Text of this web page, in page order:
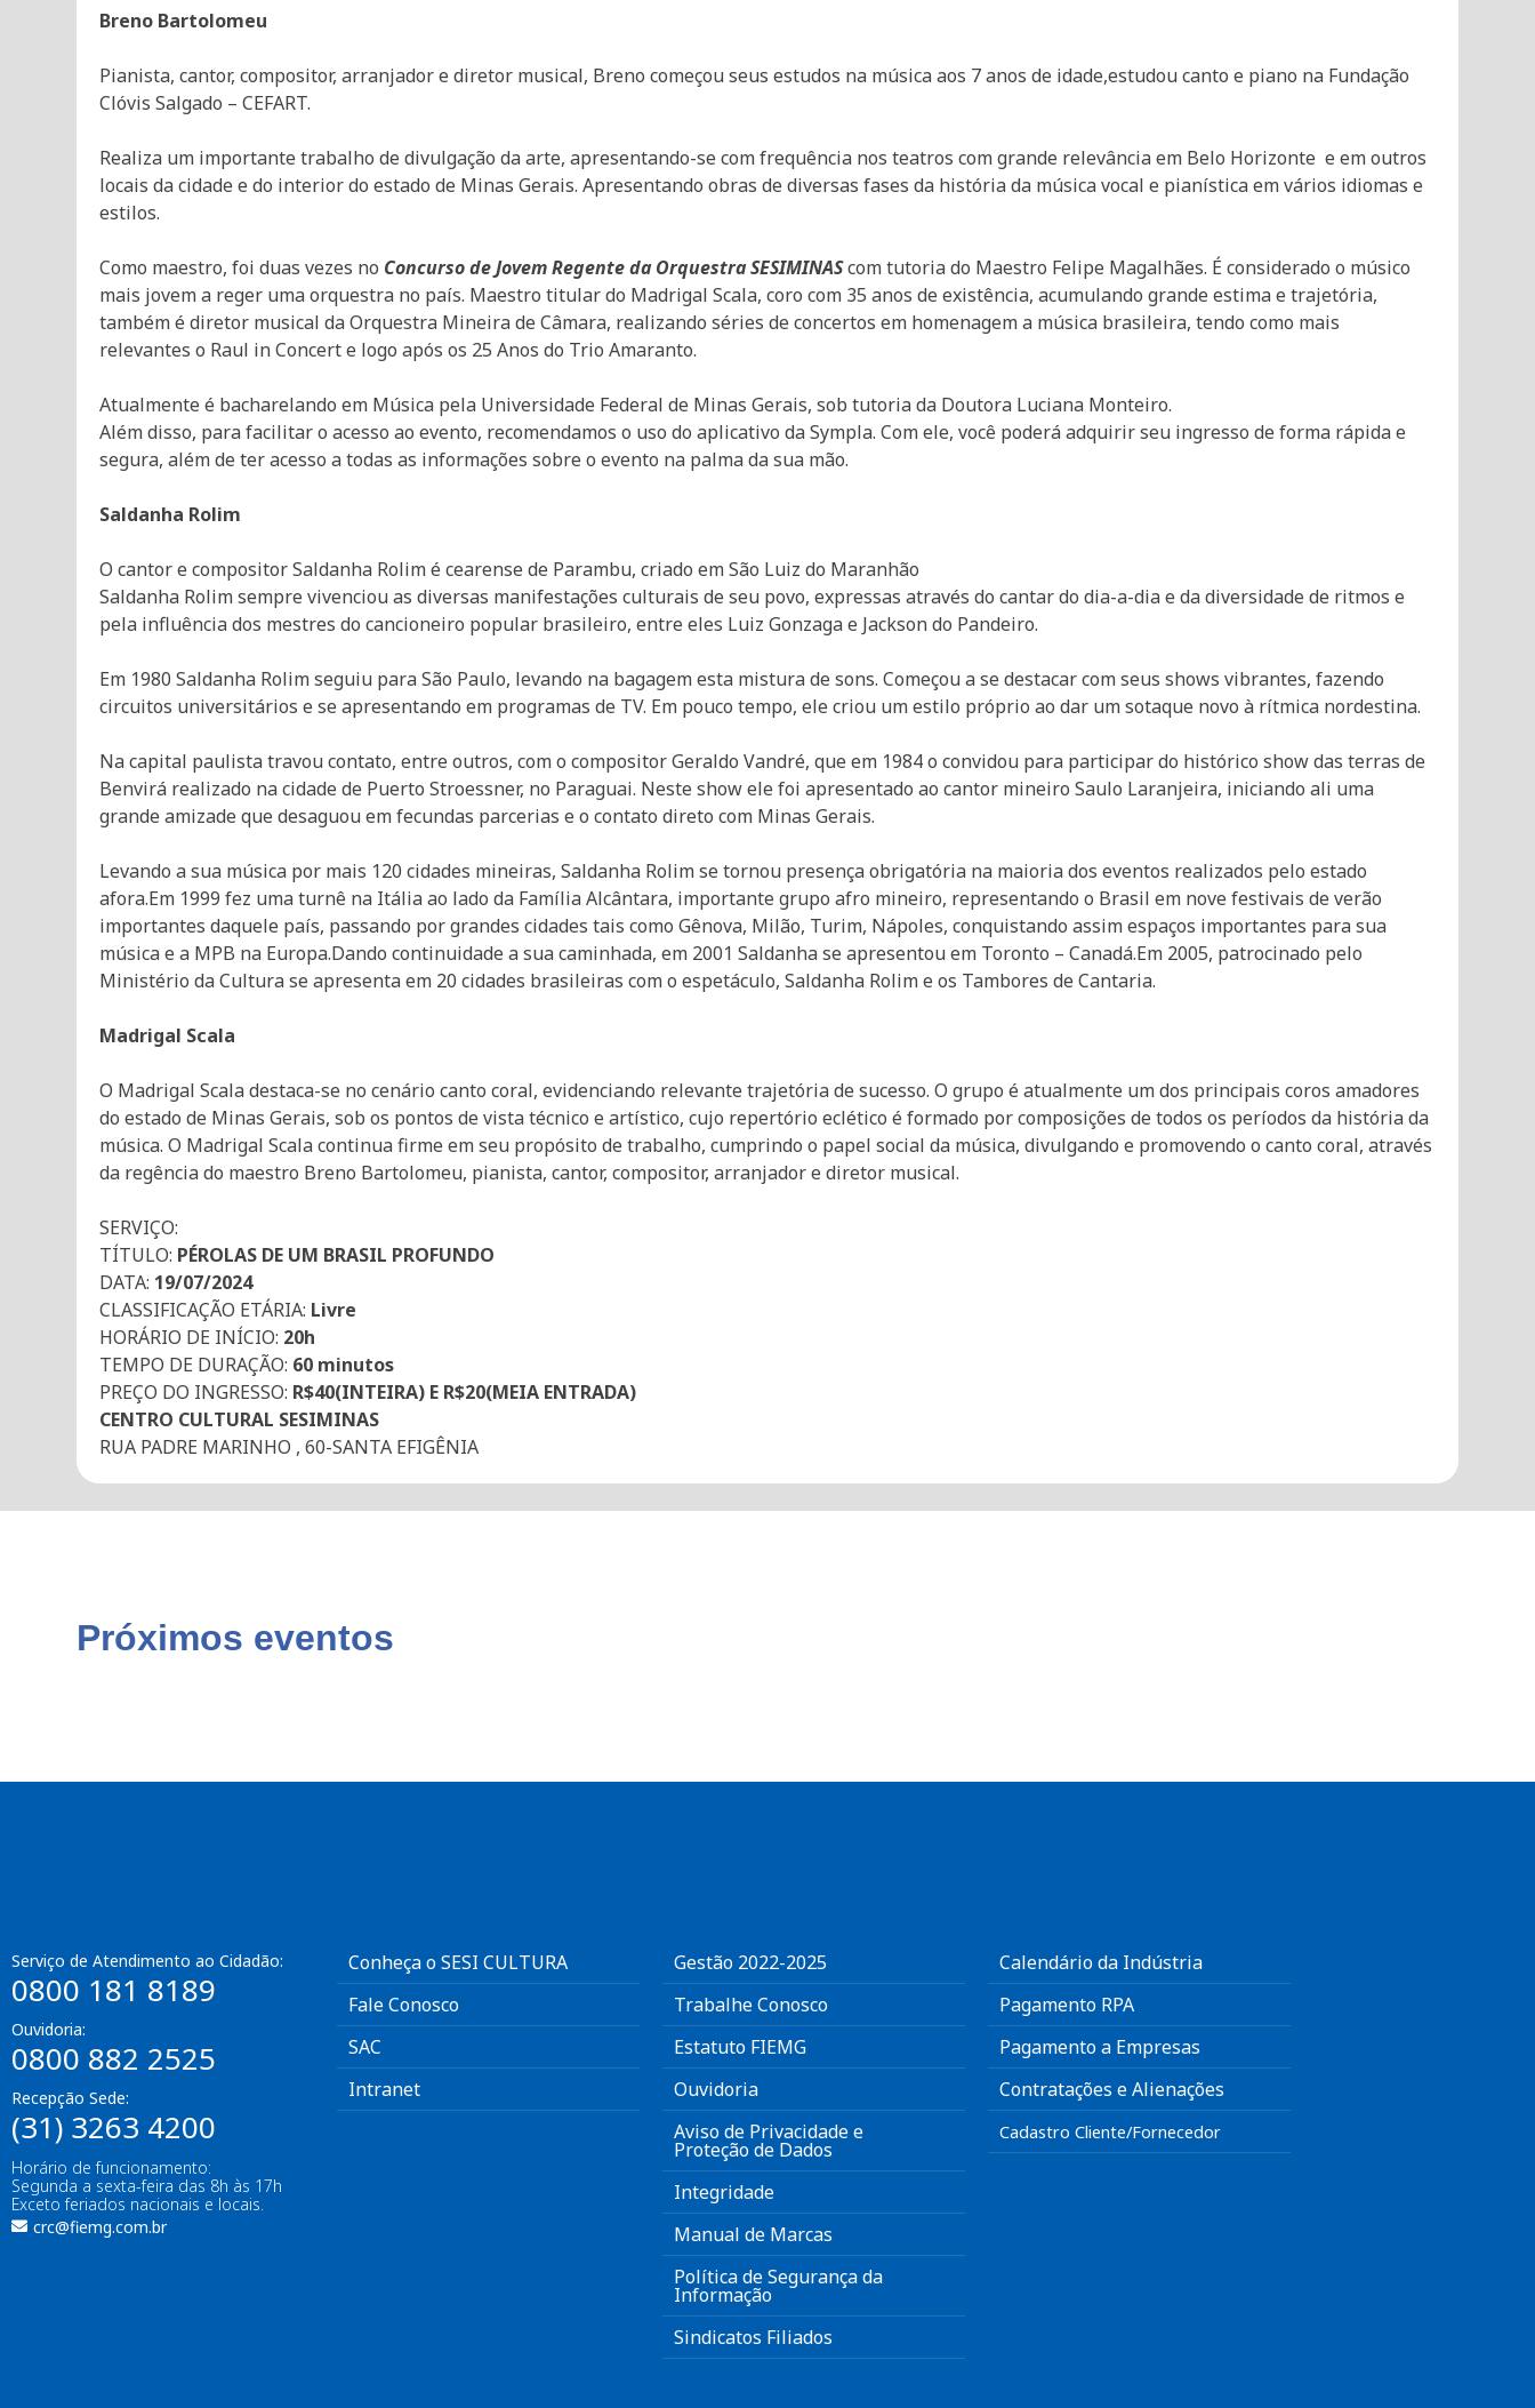
Breno Bartolomeu
Pianista, cantor, compositor, arranjador e diretor musical, Breno começou seus estudos na música aos 7 anos de idade,estudou canto e piano na Fundação
Clóvis Salgado – CEFART.
Realiza um importante trabalho de divulgação da arte, apresentando-se com frequência nos teatros com grande relevância em Belo Horizonte e em outros
locais da cidade e do interior do estado de Minas Gerais. Apresentando obras de diversas fases da história da música vocal e pianística em vários idiomas e
estilos.
Como maestro, foi duas vezes no Concurso de Jovem Regente da Orquestra SESIMINAScom tutoria do Maestro Felipe Magalhães. É considerado o músico
mais jovem a reger uma orquestra no país. Maestro titular do Madrigal Scala, coro com 35 anos de existência, acumulando grande estima e trajetória,
também é diretor musical da Orquestra Mineira de Câmara, realizando séries de concertos em homenagem a música brasileira, tendo como mais
relevantes o Raul in Concert e logo após os 25 Anos do Trio Amaranto.
Atualmente é bacharelando em Música pela Universidade Federal de Minas Gerais, sob tutoria da Doutora Luciana Monteiro.
Além disso, para facilitar o acesso ao evento, recomendamos o uso do aplicativo da Sympla. Com ele, você poderá adquirir seu ingresso de forma rápida e
segura, além de ter acesso a todas as informações sobre o evento na palma da sua mão.
Saldanha Rolim
O cantor e compositor Saldanha Rolim é cearense de Parambu, criado em São Luiz do Maranhão
Saldanha Rolim sempre vivenciou as diversas manifestações culturais de seu povo, expressas através do cantar do dia-a-dia e da diversidade de ritmos e
pela influência dos mestres do cancioneiro popular brasileiro, entre eles Luiz Gonzaga e Jackson do Pandeiro.
Em 1980 Saldanha Rolim seguiu para São Paulo, levando na bagagem esta mistura de sons. Começou a se destacar com seus shows vibrantes, fazendo
circuitos universitários e se apresentando em programas de TV. Em pouco tempo, ele criou um estilo próprio ao dar um sotaque novo à rítmica nordestina.
Na capital paulista travou contato, entre outros, com o compositor Geraldo Vandré, que em 1984 o convidou para participar do histórico show das terras de
Benvirá realizado na cidade de Puerto Stroessner, no Paraguai. Neste show ele foi apresentado ao cantor mineiro Saulo Laranjeira, iniciando ali uma
grande amizade que desaguou em fecundas parcerias e o contato direto com Minas Gerais.
Levando a sua música por mais 120 cidades mineiras, Saldanha Rolim se tornou presença obrigatória na maioria dos eventos realizados pelo estado
afora.Em 1999 fez uma turnê na Itália ao lado da Família Alcântara, importante grupo afro mineiro, representando o Brasil em nove festivais de verão
importantes daquele país, passando por grandes cidades tais como Gênova, Milão, Turim, Nápoles, conquistando assim espaços importantes para sua
música e a MPB na Europa.Dando continuidade a sua caminhada, em 2001 Saldanha se apresentou em Toronto – Canadá.Em 2005, patrocinado pelo
Ministério da Cultura se apresenta em 20 cidades brasileiras com o espetáculo, Saldanha Rolim e os Tambores de Cantaria.
Madrigal Scala
O Madrigal Scala destaca-se no cenário canto coral, evidenciando relevante trajetória de sucesso. O grupo é atualmente um dos principais coros amadores
do estado de Minas Gerais, sob os pontos de vista técnico e artístico, cujo repertório eclético é formado por composições de todos os períodos da história da
música. O Madrigal Scala continua firme em seu propósito de trabalho, cumprindo o papel social da música, divulgando e promovendo o canto coral, através
da regência do maestro Breno Bartolomeu, pianista, cantor, compositor, arranjador e diretor musical.
SERVIÇO:
TÍTULO: PÉROLAS DE UM BRASIL PROFUNDO
DATA: 19/07/2024
CLASSIFICAÇÃO ETÁRIA: Livre
HORÁRIO DE INÍCIO: 20h
TEMPO DE DURAÇÃO: 60 minutos
PREÇO DO INGRESSO: R$40(INTEIRA) E R$20(MEIA ENTRADA)
CENTRO CULTURAL SESIMINAS
RUA PADRE MARINHO , 60-SANTA EFIGÊNIA
Próximos eventos
Serviço de Atendimento ao Cidadão:
0800 181 8189
Ouvidoria:
0800 882 2525
Recepção Sede:
(31) 3263 4200
Horário de funcionamento:
Segunda a sexta-feira das 8h às 17h
Exceto feriados nacionais e locais.
crc@fiemg.com.br
Conheça o SESI CULTURA
Fale Conosco
SAC
Intranet
Gestão 2022-2025
Trabalhe Conosco
Estatuto FIEMG
Ouvidoria
Aviso de Privacidade e
Proteção de Dados
Integridade
Manual de Marcas
Política de Segurança da
Informação
Sindicatos Filiados
Calendário da Indústria
Pagamento RPA
Pagamento a Empresas
Contratações e Alienações
Cadastro Cliente/Fornecedor